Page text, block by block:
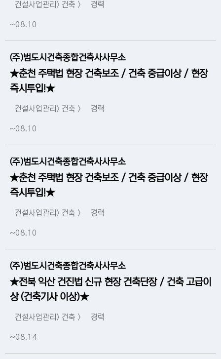
건설사업관리> 건축 > 경력
~08.10
(주)범도시건축종합건축사사무소
★춘천 주택법 현장 건축보조 / 건축 중급이상 / 현장
즉시투입!★
건설사업관리> 건축 > 경력
~08.10
(주)범도시건축종합건축사사무소
★춘천 주택법 현장 건축보조 / 건축 중급이상 / 현장
즉시투입!★
건설사업관리> 건축 > 경력
~08.10
(주)범도시건축종합건축사사무소
★전북 익산 건진법 신규 현장 건축단장 / 건축 고급이
상 (건축기사 이상)★
건설사업관리> 건축 > 경력
~08.14